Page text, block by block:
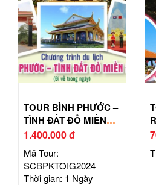
TOUR BÌNH PHƯỚC –
TÌNH ĐẤT ĐỎ MIỀN
ĐÔNG
1.400.000 đ
Mã Tour:
SCBPKTOIG2024
Thời gian: 1 Ngày